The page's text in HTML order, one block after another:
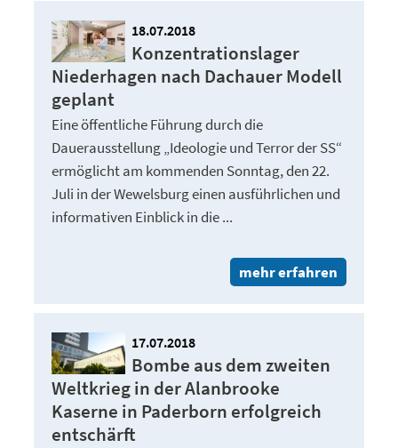
18.07.2018
Konzentrationslager
Niederhagen nach Dachauer Modell
geplant
Eine öffentliche Führung durch die
Dauerausstellung „Ideologie und Terror der SS“
ermöglicht am kommenden Sonntag, den 22.
Juli in der Wewelsburg einen ausführlichen und
informativen Einblick in die ...
mehr erfahren
17.07.2018
Bombe aus dem zweiten
Weltkrieg in der Alanbrooke
Kaserne in Paderborn erfolgreich
entschärft